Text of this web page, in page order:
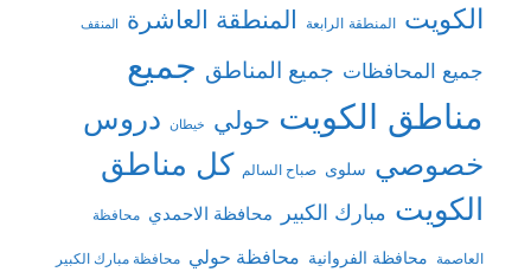
الكويت المنطقة الرابعة المنطقة العاشرة المنقف
جميع المحافظات جميع المناطق جميع
مناطق الكويت حولي خيطان دروس
خصوصي سلوى صباح السالم كل مناطق
الكويت مبارك الكبير محافظة الاحمدي محافظة
العاصمة محافظة الفروانية محافظة حولي محافظة مبارك الكبير